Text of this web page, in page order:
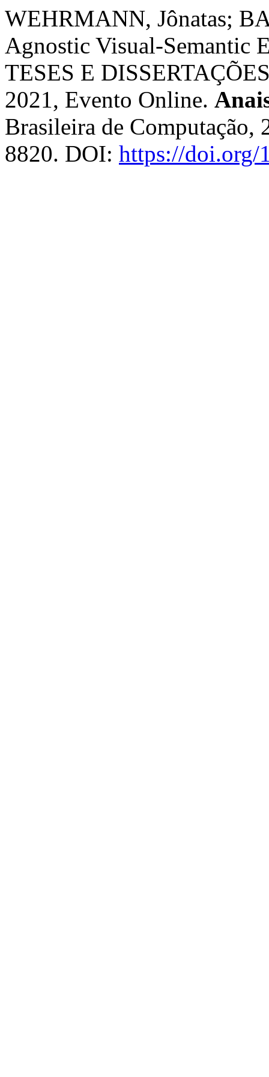
WEHRMANN, Jônatas;
Agnostic Visual-Semantic
TESES E
2021, Evento Online.
Brasileira de
8820. DOI: https://doi.org/